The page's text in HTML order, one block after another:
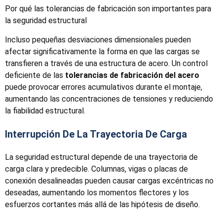
Por qué las tolerancias de fabricación son importantes para
la seguridad estructural
Incluso pequeñas desviaciones dimensionales pueden
afectar significativamente la forma en que las cargas se
transfieren a través de una estructura de acero. Un control
deficiente de las tolerancias de fabricación del acero
puede provocar errores acumulativos durante el montaje,
aumentando las concentraciones de tensiones y reduciendo
la fiabilidad estructural.
Interrupción De La Trayectoria De Carga
La seguridad estructural depende de una trayectoria de
carga clara y predecible. Columnas, vigas o placas de
conexión desalineadas pueden causar cargas excéntricas no
deseadas, aumentando los momentos flectores y los
esfuerzos cortantes más allá de las hipótesis de diseño.